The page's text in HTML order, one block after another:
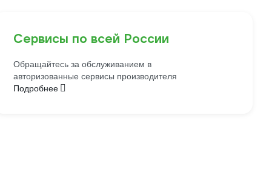
Сервисы по всей России
Обращайтесь за обслуживанием в
авторизованные сервисы производителя
Подробнее